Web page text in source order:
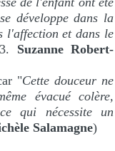
développe dans la
l'affection et dans le
Suzanne Robert-
"Cette douceur ne
évacué colère,
qui nécessite un
Salamagne)